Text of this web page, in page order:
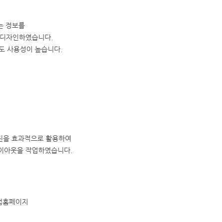
정보를
자인하였습니다.
사용성이 높습니다.
효과적으로 활용하여
웃을 작업하였습니다.
페이지